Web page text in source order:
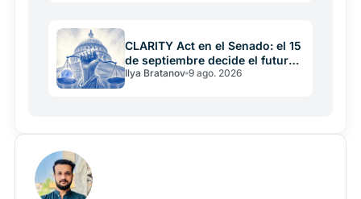
CLARITY Act en el Senado: el 15
de septiembre decide el futuro
crypto
Ilya Bratanov 9 ago. 2026